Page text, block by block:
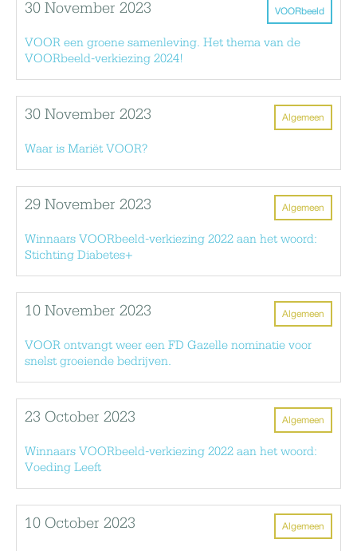
VOORbeeld
30 November 2023
VOOR een groene samenleving. Het thema van de
VOORbeeld-verkiezing 2024!
Algemeen
30 November 2023
Waar is Mariët VOOR?
Algemeen
29 November 2023
Winnaars VOORbeeld-verkiezing 2022 aan het woord:
Stichting Diabetes+
Algemeen
10 November 2023
VOOR ontvangt weer een FD Gazelle nominatie voor
snelst groeiende bedrijven.
Algemeen
23 October 2023
Winnaars VOORbeeld-verkiezing 2022 aan het woord:
Voeding Leeft
Algemeen
10 October 2023